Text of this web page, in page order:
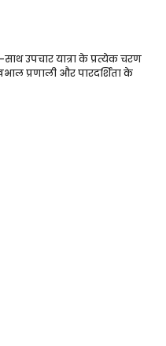
उपचार यात्रा के प्रत्येक चरण
प्रणाली और पारदर्शिता के